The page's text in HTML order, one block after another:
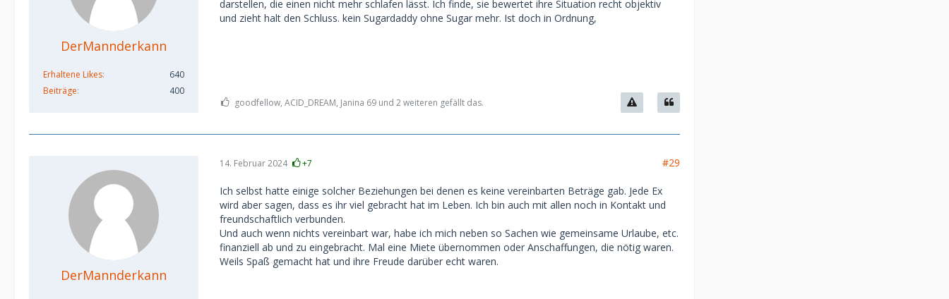
DerMannderkann
Erhaltene Likes
640
Beiträge
400
darstellen, die einen nicht mehr schlafen lässt. Ich finde, sie bewertet ihre Situation recht objektiv
und zieht halt den Schluss. kein Sugardaddy ohne Sugar mehr. Ist doch in Ordnung,
goodfellow, ACID_DREAM, Janina 69 und 2 weiteren gefällt das.
DerMannderkann
14. Februar 2024 +7 #29
Ich selbst hatte einige solcher Beziehungen bei denen es keine vereinbarten Beträge gab. Jede Ex
wird aber sagen, dass es ihr viel gebracht hat im Leben. Ich bin auch mit allen noch in Kontakt und
freundschaftlich verbunden.
Und auch wenn nichts vereinbart war, habe ich mich neben so Sachen wie gemeinsame Urlaube, etc.
finanziell ab und zu eingebracht. Mal eine Miete übernommen oder Anschaffungen, die nötig waren.
Weils Spaß gemacht hat und ihre Freude darüber echt waren.